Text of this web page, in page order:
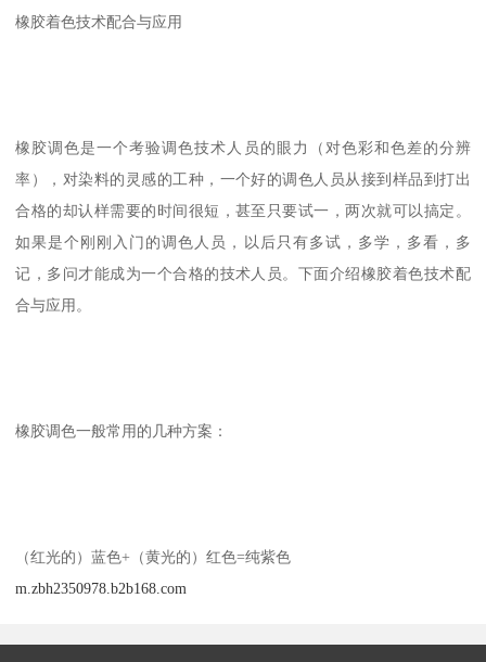
橡胶着色技术配合与应用
橡胶调色是一个考验调色技术人员的眼力（对色彩和色差的分辨
率），对染料的灵感的工种，一个好的调色人员从接到样品到打出
合格的却认样需要的时间很短，甚至只要试一，两次就可以搞定。
如果是个刚刚入门的调色人员，以后只有多试，多学，多看，多
记，多问才能成为一个合格的技术人员。下面介绍橡胶着色技术配
合与应用。
橡胶调色一般常用的几种方案：
（红光的）蓝色+（黄光的）红色=纯紫色
m.zbh2350978.b2b168.com